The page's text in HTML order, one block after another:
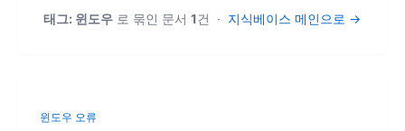
VPN 크레딧 적립
📞 지콜차이나
📊 무료 구독 관리
로그인
태그: 윈도우 로 묶인 문서 1건 · 지식베이스 메인으로 →
윈도우 오류